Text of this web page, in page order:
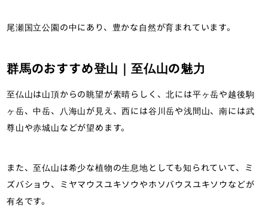
尾瀬国立公園の中にあり、豊かな自然が育まれています。
群馬のおすすめ登山｜至仏山の魅力
至仏山は山頂からの眺望が素晴らしく、北には平ヶ岳や越後駒
ヶ岳、中岳、八海山が見え、西には谷川岳や浅間山、南には武
尊山や赤城山などが望めます。
また、至仏山は希少な植物の生息地としても知られていて、ミ
ズバショウ、ミヤマウスユキソウやホソバウスユキソウなどが
有名です。